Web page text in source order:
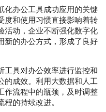
化办公工具成功应用的关键
度和使用习惯直接影响着转
活动，企业不断强化数字化
新的办公方式，形成了良好
工具对办公效率进行监控和
的成效。利用大数据和人工
作流程中的瓶颈，及时调整
的持续改进。